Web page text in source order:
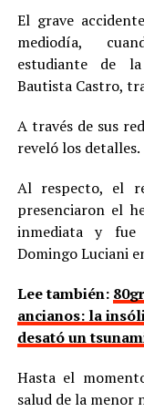
El grave
mediodía,
estudiante de
Bautista Castro,
A través de sus
reveló los detalles.
Al respecto, el
presenciaron el
inmediata y fue
Domingo Luciani
Lee también:
ancianos: la
desató un
Hasta el
salud de la menor